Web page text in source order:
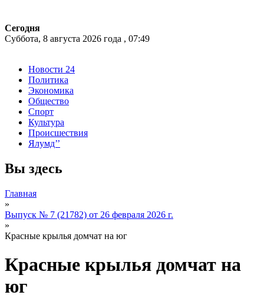
Сегодня
Суббота, 8 августа 2026 года , 07:49
Новости 24
Политика
Экономика
Общество
Спорт
Культура
Происшествия
Ялумд’’
Вы здесь
Главная
»
Выпуск № 7 (21782) от 26 февраля 2026 г.
»
Красные крылья домчат на юг
Красные крылья домчат на
юг